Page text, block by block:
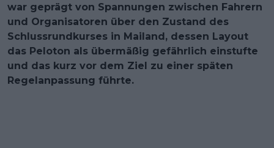
war geprägt von Spannungen zwischen Fahrern
und Organisatoren über den Zustand des
Schlussrundkurses in Mailand, dessen Layout
das Peloton als übermäßig gefährlich einstufte
und das kurz vor dem Ziel zu einer späten
Regelanpassung führte.